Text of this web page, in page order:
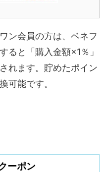
ン会員の方は、ベネフ
ると「購入金額×1％」
れます。貯めたポイン
可能です。
ーポン